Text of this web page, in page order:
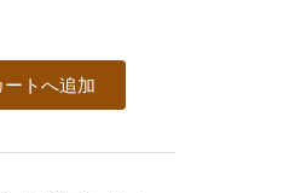
ートへ追加